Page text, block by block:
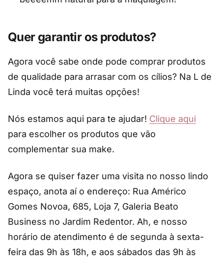
Quer garantir os produtos?
Agora você sabe onde pode comprar produtos
de qualidade para arrasar com os cílios? Na L de
Linda você terá muitas opções!
Nós estamos aqui para te ajudar! Clique aqui
para escolher os produtos que vão
complementar sua make.
Agora se quiser fazer uma visita no nosso lindo
espaço, anota aí o endereço: Rua Américo
Gomes Novoa, 685, Loja 7, Galeria Beato
Business no Jardim Redentor. Ah, e nosso
horário de atendimento é de segunda à sexta-
feira das 9h às 18h, e aos sábados das 9h às